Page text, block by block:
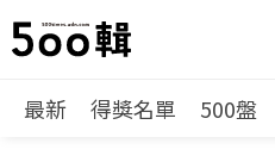
最新 得獎名單 500盤